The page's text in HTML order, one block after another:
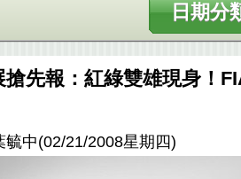
日期分
搶先報：紅綠雙雄現身！
中(02/21/2008星期四)